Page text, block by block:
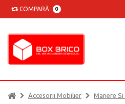
COMPARĂ 0
Accesorii Mobilier Manere